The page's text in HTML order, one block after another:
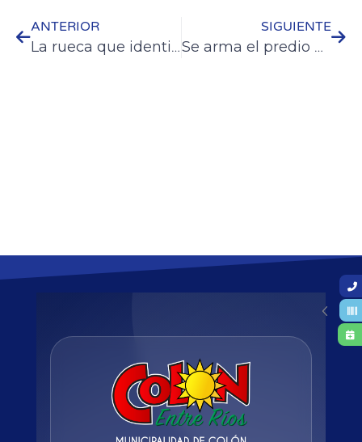
ANTERIOR
La rueca que identifica a los artesanos: un logo que se definió en tiempo récord
SIGUIENTE
Se arma el predio de la Fiesta Nacional de la Artesanía